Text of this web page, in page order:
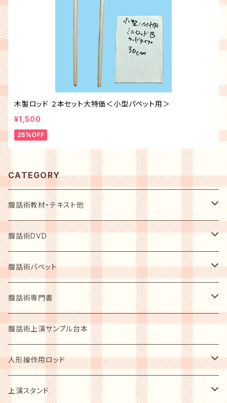
木製ロッド ２本セット大特価＜小型パペット用＞
¥1,500
25%OFF
CATEGORY
腹話術教材・テキスト他
初心者用入門テキスト
指導者用テキスト
上演必需品
人形スタント
ステージカーテン
音響セット
腹話術DVD
初心者用入門DVD
レベルアップショーDVD
指導者の手ほどき 2枚組
腹話術パペット
動物ソフトパッペト
人型人形
人型パペット
ショーアップ商品
パペットシューズ
腹話術専門書
腹話術愛好者用
歴史写真集
腹話術の歴史他
腹話術上演サンプル台本
人形操作用ロッド
ソフトパッペト用
上演スタンド